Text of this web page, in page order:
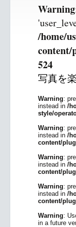
Warning
/home/
content/
524
写真を
Warning:
instead in /
style/
Warning:
instead in /
content/
Warning:
instead in /
content/
Warning:
instead in /
content/
Warning:
in a future